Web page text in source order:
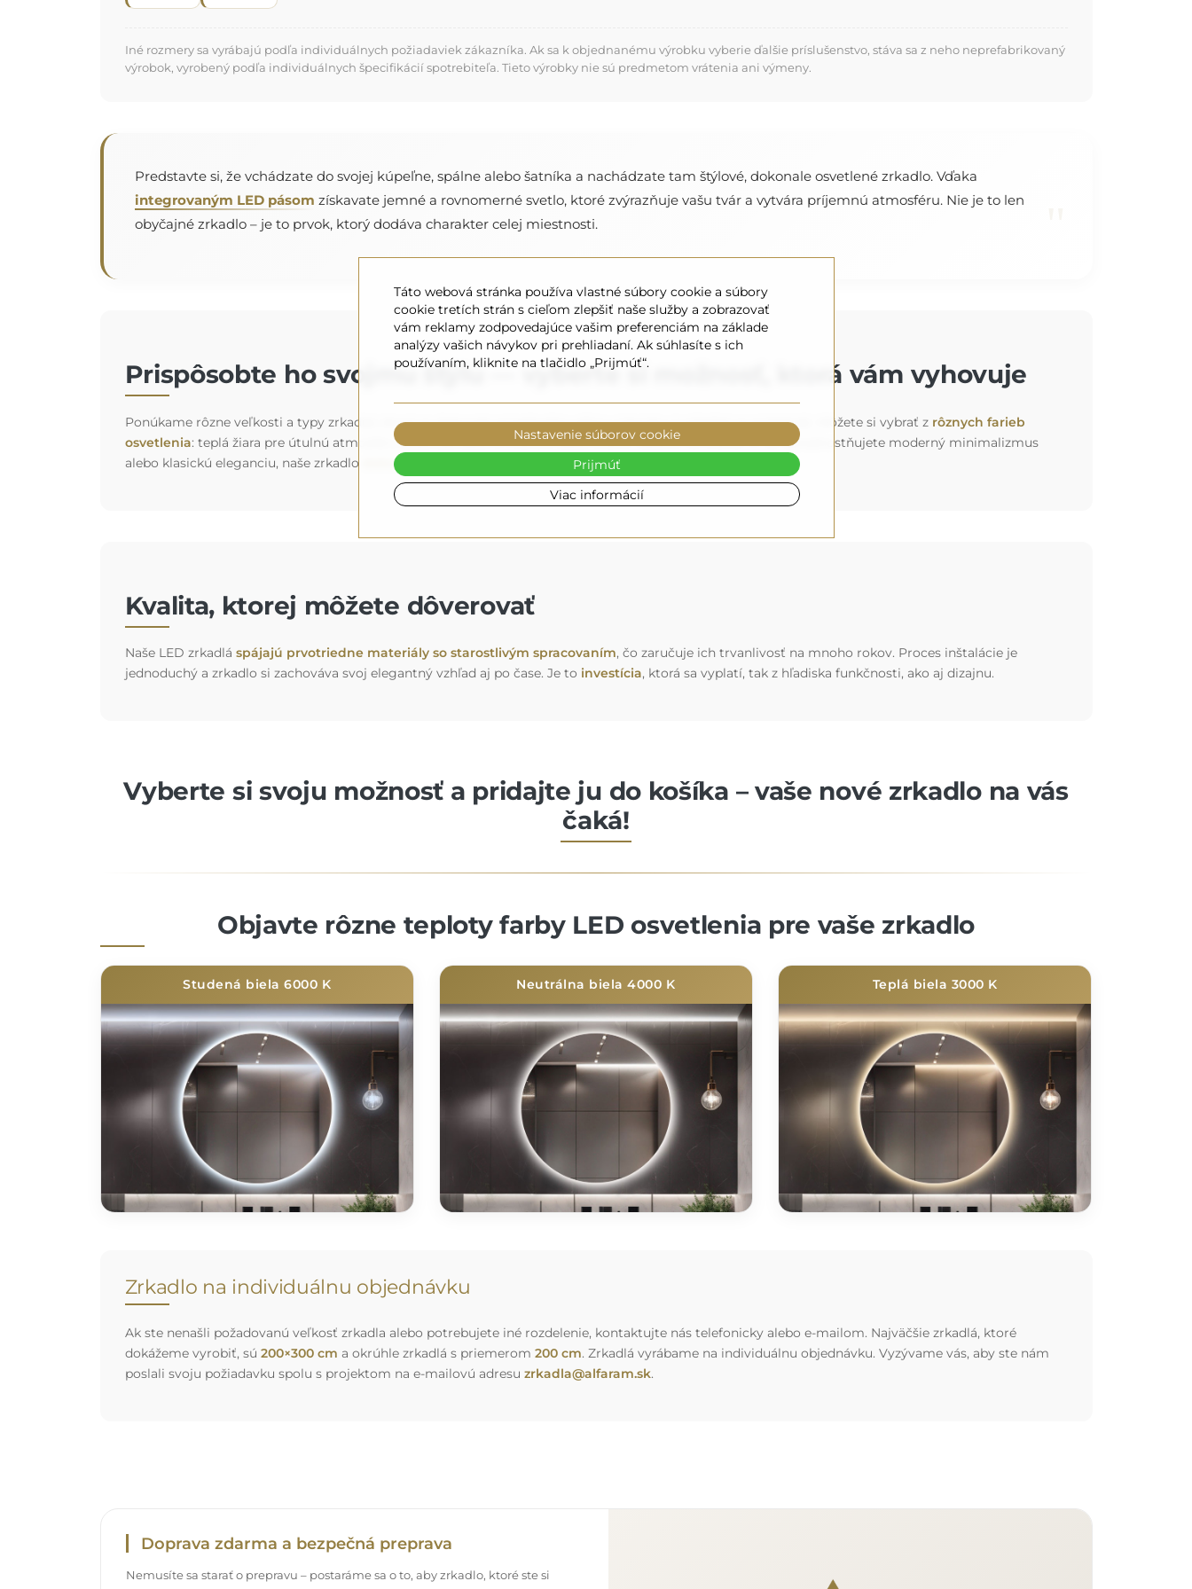
Iné rozmery sa vyrábajú podľa individuálnych požiadaviek zákazníka. Ak sa k objednanému výrobku vyberie ďalšie príslušenstvo, stáva sa z neho neprefabrikovaný
výrobok, vyrobený podľa individuálnych špecifikácií spotrebiteľa. Tieto výrobky nie sú predmetom vrátenia ani výmeny.
Predstavte si, že vchádzate do svojej kúpeľne, spálne alebo šatníka a nachádzate tam štýlové, dokonale osvetlené zrkadlo. Vďaka
integrovaným LED pásom získavate jemné a rovnomerné svetlo, ktoré zvýrazňuje vašu tvár a vytvára príjemnú atmosféru. Nie je to len
obyčajné zrkadlo – je to prvok, ktorý dodáva charakter celej miestnosti.
Prispôsobte ho svojmu štýlu — vyberte si možnosť, ktorá vám vyhovuje
Ponúkame rôzne veľkosti a typy zrkadiel, ktoré sa dokonale prispôsobia vášmu interiéru (voliteľné za príplatok). Môžete si vybrať z rôznych farieb
osvetlenia: teplá žiara pre útulnú atmosféru alebo jasnejšie a intenzívnejšie svetlo, ideálne na líčenie. Či už uprednostňujete moderný minimalizmus
alebo klasickú eleganciu, naše zrkadlo
dokonale doplní vašu výzdobu
Kvalita, ktorej môžete dôverovať
Naše LED zrkadlá spájajú prvotriedne materiály so starostlivým spracovaním, čo zaručuje ich trvanlivosť na mnoho rokov. Proces inštalácie je
jednoduchý a zrkadlo si zachováva svoj elegantný vzhľad aj po čase. Je to investícia, ktorá sa vyplatí, tak z hľadiska funkčnosti, ako aj dizajnu.
Vyberte si svoju možnosť a pridajte ju do košíka – vaše nové zrkadlo na vás
čaká!
Objavte rôzne teploty farby LED osvetlenia pre vaše zrkadlo
Studená biela 6000 K Neutrálna biela 4000 K Teplá biela 3000 K
Zrkadlo na individuálnu objednávku
Ak ste nenašli požadovanú veľkosť zrkadla alebo potrebujete iné rozdelenie, kontaktujte nás telefonicky alebo e-mailom. Najväčšie zrkadlá, ktoré
dokážeme vyrobiť, sú 200×300 cm a okrúhle zrkadlá s priemerom 200 cm. Zrkadlá vyrábame na individuálnu objednávku. Vyzývame vás, aby ste nám
poslali svoju požiadavku spolu s projektom na e-mailovú adresu zrkadla@alfaram.sk.
Doprava zdarma a bezpečná preprava
Nemusíte sa starať o prepravu – postaráme sa o to, aby zrkadlo, ktoré ste si
Táto webová stránka používa vlastné súbory cookie a súbory
cookie tretích strán s cieľom zlepšiť naše služby a zobrazovať
vám reklamy zodpovedajúce vašim preferenciám na základe
analýzy vašich návykov pri prehliadaní. Ak súhlasíte s ich
používaním, kliknite na tlačidlo „Prijmúť“.
Viac informácií
Nastavenie súborov cookie
Prijmúť